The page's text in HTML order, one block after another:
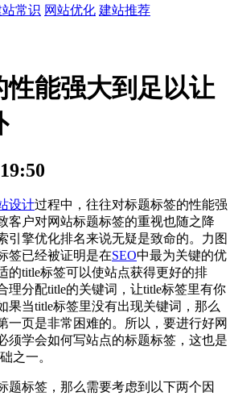
常识 网站优化 建站推荐
性能强大到足以让
设计过程中，往往对标题标签的性能强
客户对网站标题标签的重视也随之降
引擎优化排名来说无疑是致命的。力图
签已经被证明是在SEO中最为关键的优
的title标签可以使站点获得更好的排
理分配title的关键词，让title标签里有你
果当title标签里没有出现关键词，那么
一页是非常困难的。所以，要进行好网
须学会如何写站点的标题标签，这也是
之一。
题标签，那么需要考虑到以下两个因